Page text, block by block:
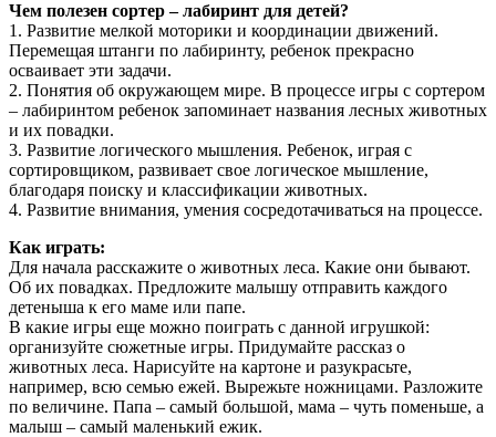
Чем полезен сортер – лабиринт для детей?
1. Развитие мелкой моторики и координации движений.
Перемещая штанги по лабиринту, ребенок прекрасно
осваивает эти задачи.
2. Понятия об окружающем мире. В процессе игры с сортером
– лабиринтом ребенок запоминает названия лесных животных
и их повадки.
3. Развитие логического мышления. Ребенок, играя с
сортировщиком, развивает свое логическое мышление,
благодаря поиску и классификации животных.
4. Развитие внимания, умения сосредотачиваться на процессе.
Как играть:
Для начала расскажите о животных леса. Какие они бывают.
Об их повадках. Предложите малышу отправить каждого
детеныша к его маме или папе.
В какие игры еще можно поиграть с данной игрушкой:
организуйте сюжетные игры. Придумайте рассказ о
животных леса. Нарисуйте на картоне и разукрасьте,
например, всю семью ежей. Вырежьте ножницами. Разложите
по величине. Папа – самый большой, мама – чуть поменьше, а
малыш – самый маленький ежик.